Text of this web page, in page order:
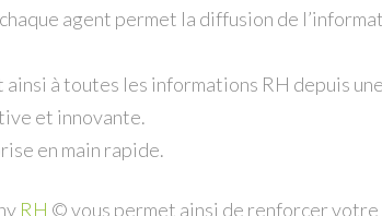
agent permet la diffusion de
ainsi à toutes les informations RH depuis
et innovante.
en main rapide.
RH © vous permet ainsi de renforcer votre